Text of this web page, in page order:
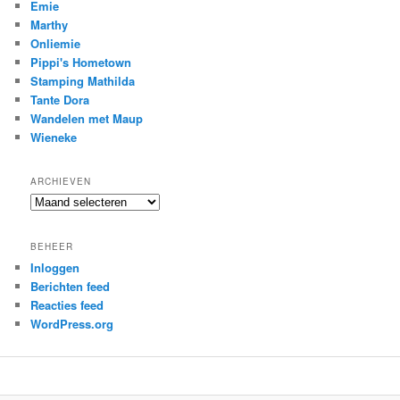
Emie
Marthy
Onliemie
Pippi's Hometown
Stamping Mathilda
Tante Dora
Wandelen met Maup
Wieneke
ARCHIEVEN
Archieven
BEHEER
Inloggen
Berichten feed
Reacties feed
WordPress.org